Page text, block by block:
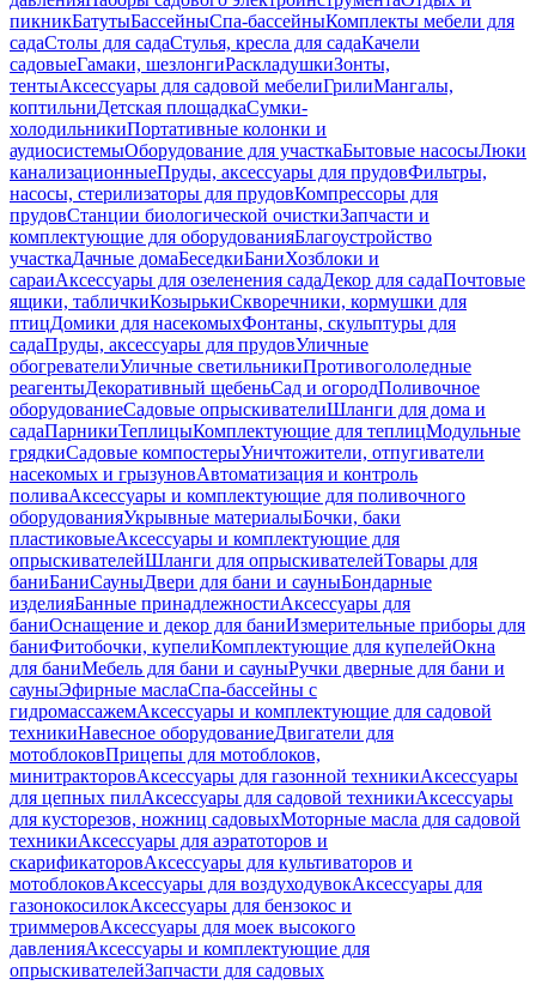
пикникБатутыБассейныСпа-бассейныКомплекты мебели для
садаСтолы для садаСтулья, кресла для садаКачели
садовыеГамаки, шезлонгиРаскладушкиЗонты,
тентыАксессуары для садовой мебелиГрилиМангалы,
коптильниДетская площадкаСумки-
холодильникиПортативные колонки и
аудиосистемыОборудование для участкаБытовые насосыЛюки
канализационныеПруды, аксессуары для прудовФильтры,
насосы, стерилизаторы для прудовКомпрессоры для
прудовСтанции биологической очисткиЗапчасти и
комплектующие для оборудованияБлагоустройство
участкаДачные домаБеседкиБаниХозблоки и
сараиАксессуары для озеленения садаДекор для садаПочтовые
ящики, табличкиКозырькиСкворечники, кормушки для
птицДомики для насекомыхФонтаны, скульптуры для
садаПруды, аксессуары для прудовУличные
обогревателиУличные светильникиПротивогололедные
реагентыДекоративный щебеньСад и огородПоливочное
оборудованиеСадовые опрыскивателиШланги для дома и
садаПарникиТеплицыКомплектующие для теплицМодульные
грядкиСадовые компостерыУничтожители, отпугиватели
насекомых и грызуновАвтоматизация и контроль
поливаАксессуары и комплектующие для поливочного
оборудованияУкрывные материалыБочки, баки
пластиковыеАксессуары и комплектующие для
опрыскивателейШланги для опрыскивателейТовары для
баниБаниСауныДвери для бани и сауныБондарные
изделияБанные принадлежностиАксессуары для
баниОснащение и декор для баниИзмерительные приборы для
баниФитобочки, купелиКомплектующие для купелейОкна
для баниМебель для бани и сауныРучки дверные для бани и
сауныЭфирные маслаСпа-бассейны с
гидромассажемАксессуары и комплектующие для садовой
техникиНавесное оборудованиеДвигатели для
мотоблоковПрицепы для мотоблоков,
минитракторовАксессуары для газонной техникиАксессуары
для цепных пилАксессуары для садовой техникиАксессуары
для кусторезов, ножниц садовыхМоторные масла для садовой
техникиАксессуары для аэратоторов и
скарификаторовАксессуары для культиваторов и
мотоблоковАксессуары для воздуходувокАксессуары для
газонокосилокАксессуары для бензокос и
триммеровАксессуары для моек высокого
давленияАксессуары и комплектующие для
опрыскивателейЗапчасти для садовых